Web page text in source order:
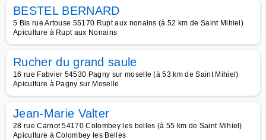
BESTEL BERNARD
5 Bis rue Artouse 55170 Rupt aux nonains (à 52 km de Saint Mihiel)
Apiculture à Rupt aux Nonains
Rucher du grand saule
16 rue Fabvier 54530 Pagny sur moselle (à 53 km de Saint Mihiel)
Apiculture à Pagny sur Moselle
Jean-Marie Valter
28 rue Carnot 54170 Colombey les belles (à 55 km de Saint Mihiel)
Apiculture à Colombey les Belles